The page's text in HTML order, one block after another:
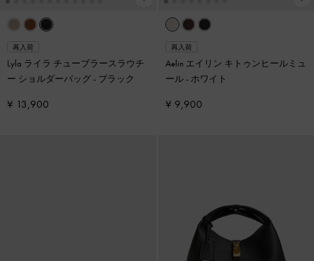
再入荷
Lyla ライラ チューブラースラウチ
ー ショルダーバッグ- ブラック
¥ 13,900
再入荷
Aelin エイリン キトゥンヒールミュ
ール- ホワイト
¥ 9,900